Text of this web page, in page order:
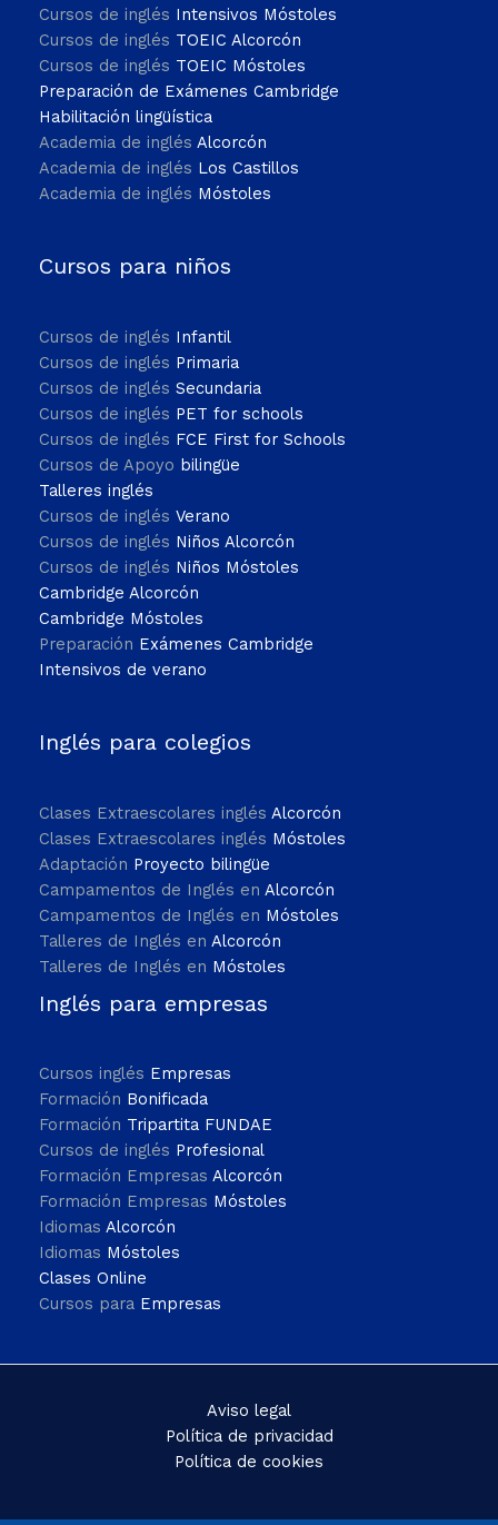
Cursos de inglés Intensivos Móstoles
Cursos de inglés TOEIC Alcorcón
Cursos de inglés TOEIC Móstoles
Preparación de Exámenes Cambridge
Habilitación lingüística
Academia de inglés Alcorcón
Academia de inglés Los Castillos
Academia de inglés Móstoles
Cursos para niños
Cursos de inglés Infantil
Cursos de inglés Primaria
Cursos de inglés Secundaria
Cursos de inglés PET for schools
Cursos de inglés FCE First for Schools
Cursos de Apoyo bilingüe
Talleres inglés
Cursos de inglés Verano
Cursos de inglés Niños Alcorcón
Cursos de inglés Niños Móstoles
Cambridge Alcorcón
Cambridge Móstoles
Preparación Exámenes Cambridge
Intensivos de verano
Inglés para colegios
Clases Extraescolares inglés Alcorcón
Clases Extraescolares inglés Móstoles
Adaptación Proyecto bilingüe
Campamentos de Inglés en Alcorcón
Campamentos de Inglés en Móstoles
Talleres de Inglés en Alcorcón
Talleres de Inglés en Móstoles
Inglés para empresas
Cursos inglés Empresas
Formación Bonificada
Formación Tripartita FUNDAE
Cursos de inglés Profesional
Formación Empresas Alcorcón
Formación Empresas Móstoles
Idiomas Alcorcón
Idiomas Móstoles
Clases Online
Cursos para Empresas
Aviso legal
Política de privacidad
Política de cookies